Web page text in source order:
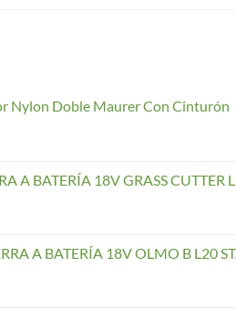
opciones
de
Nylon Doble Maurer Con Cinturón
A BATERÍA 18V GRASS CUTTER
A BATERÍA 18V OLMO B L20